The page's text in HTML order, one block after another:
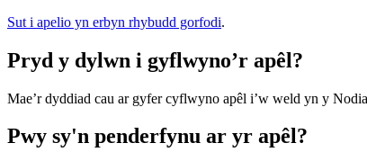
Sut i apelio yn erbyn rhybudd gorfodi.
Pryd y dylwn i gyflwyno’r apêl?
Mae’r dyddiad cau ar gyfer cyflwyno apêl i’w weld yn y
Pwy sy'n penderfynu ar yr apêl?